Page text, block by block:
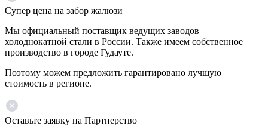
Супер цена на забор жалюзи
Мы официальный поставщик ведущих заводов
холоднокатной стали в России. Также имеем собственное
производство в городе Гудауте.
Поэтому можем предложить гарантировано лучшую
стоимость в регионе.
Оставьте заявку на Партнерство